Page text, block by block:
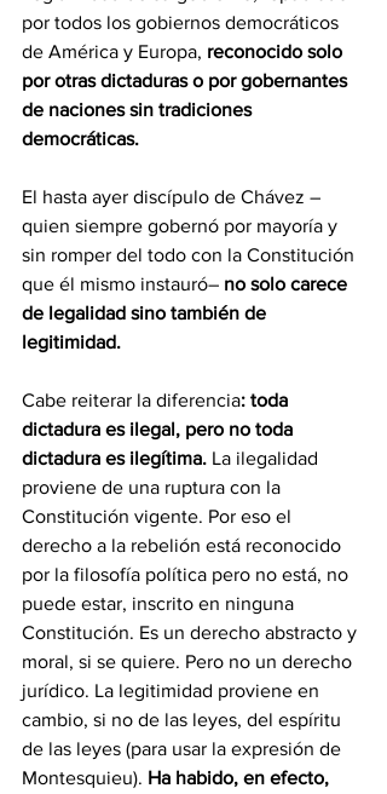
por todos los gobiernos democráticos
de América y Europa, reconocido solo
por otras dictaduras o por gobernantes
de naciones sin tradiciones
democráticas.
El hasta ayer discípulo de Chávez –
quien siempre gobernó por mayoría y
sin romper del todo con la Constitución
que él mismo instauró– no solo carece
de legalidad sino también de
legitimidad.
Cabe reiterar la diferencia: toda
dictadura es ilegal, pero no toda
dictadura es ilegítima. La ilegalidad
proviene de una ruptura con la
Constitución vigente. Por eso el
derecho a la rebelión está reconocido
por la filosofía política pero no está, no
puede estar, inscrito en ninguna
Constitución. Es un derecho abstracto y
moral, si se quiere. Pero no un derecho
jurídico. La legitimidad proviene en
cambio, si no de las leyes, del espíritu
de las leyes (para usar la expresión de
Montesquieu). Ha habido, en efecto,